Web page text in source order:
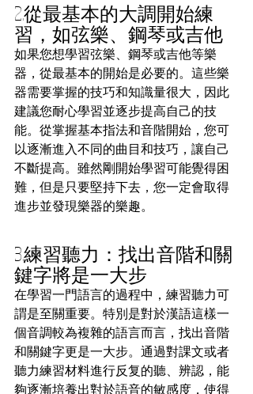
2.從最基本的大調開始練
習，如弦樂、鋼琴或吉他
如果您想學習弦樂、鋼琴或吉他等樂
器，從最基本的開始是必要的。這些樂
器需要掌握的技巧和知識量很大，因此
建議您耐心學習並逐步提高自己的技
能。從掌握基本指法和音階開始，您可
以逐漸進入不同的曲目和技巧，讓自己
不斷提高。雖然剛開始學習可能覺得困
難，但是只要堅持下去，您一定會取得
進步並發現樂器的樂趣。
3.練習聽力：找出音階和關
鍵字將是一大步
在學習一門語言的過程中，練習聽力可
謂是至關重要。特別是對於漢語這樣一
個音調較為複雜的語言而言，找出音階
和關鍵字更是一大步。通過對課文或者
聽力練習材料進行反复的聽、辨認，能
夠逐漸培養出對於語音的敏感度，使得